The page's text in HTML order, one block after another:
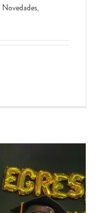
Novedades,